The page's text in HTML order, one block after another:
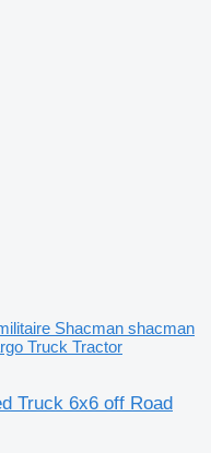
Shacman shacman
Truck Tractor
Truck 6x6 off Road